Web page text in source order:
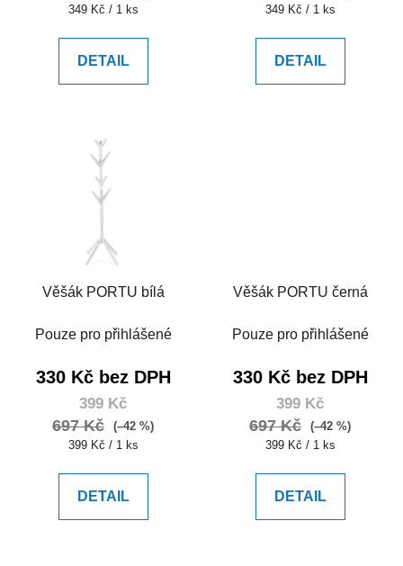
Měrná
349 Kč / 1 ks
DETAIL
Měrná
349 Kč / 1 ks
DETAIL
Věšák PORTU bílá
Pouze pro přihlášené
330 Kč bez DPH
399 Kč
697 Kč
(–42 %)
Měrná
399 Kč / 1 ks
DETAIL
Věšák PORTU černá
Pouze pro přihlášené
330 Kč bez DPH
399 Kč
697 Kč
(–42 %)
Měrná
399 Kč / 1 ks
DETAIL